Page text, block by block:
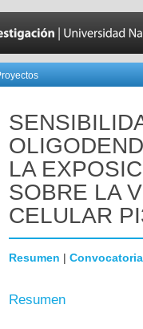
LA
SOBRE LA
CELULAR
Resumen | Convocatoria
Resumen